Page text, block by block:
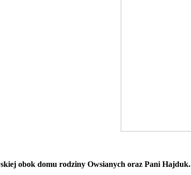
obok domu rodziny Owsianych oraz Pani Hajduk.